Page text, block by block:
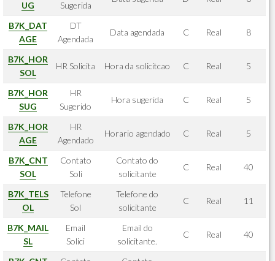
UG
Sugerida
B7K_DAT
AGE
DT
Agendada
Data agendada C Real 8
B7K_HOR
SOL
HR Solicita Hora da solicitcao C Real 5
B7K_HOR
SUG
HR
Sugerido
Hora sugerida C Real 5
B7K_HOR
AGE
HR
Agendado
Horario agendado C Real 5
B7K_CNT
SOL
Contato
Soli
Contato do
solicitante
C Real 40
B7K_TELS
OL
Telefone
Sol
Telefone do
solicitante
C Real 11
B7K_MAIL
SL
Email
Solici
Email do
solicitante.
C Real 40